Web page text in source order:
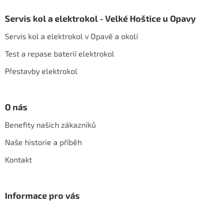
pServis kol a elektrokol - Velké Hoštice u Opavy
Servis kol a elektrokol v Opavě a okolí
Test a repase baterií elektrokol
Přestavby elektrokol
O nás
Benefity našich zákazníků
Naše historie a příběh
Kontakt
Informace pro vás